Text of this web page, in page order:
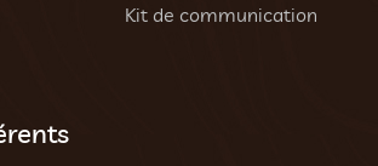
Kit de communication